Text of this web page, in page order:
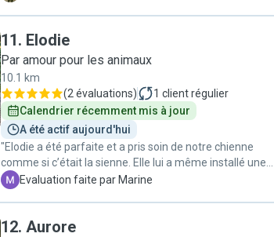
11. Elodie
Par amour pour les animaux
10.1 km
(2 évaluations) 1 client régulier
Calendrier récemment mis à jour
A été actif aujourd'hui
"Elodie a été parfaite et a pris soin de notre chienne
comme si c’était la sienne. Elle lui a même installé une
piscine personnelle pour la rafraîchir !! Elodie et sa
Je n’hésiterai pas une seconde a les solliciter!!!!"
M Evaluation faite par Marine
12. Aurore